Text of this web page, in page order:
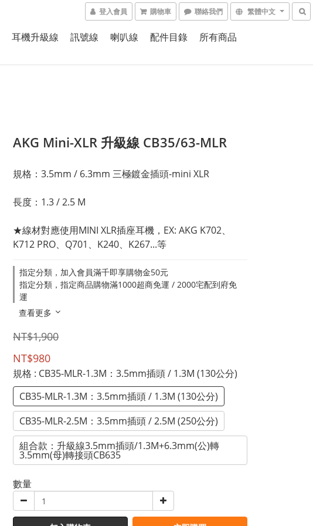
登入會員 購物車 聯絡我們 繁體中文
耳機升級線 訊號線 喇叭線 配件目錄 所有商品
AKG Mini-XLR 升級線 CB35/63-MLR
規格：3.5mm / 6.3mm 三極鍍金插頭-mini XLR
長度：1.3 / 2.5 M
★線材對應使用MINI XLR插座耳機，EX: AKG K702、
K712 PRO、Q701、K240、K267...等
指定分類，加入會員滿千即享購物金50元
指定分類，指定商品購物滿1000超商免運 / 2000宅配到府免
運
查看更多
NT$1,900
NT$980
規格 : CB35-MLR-1.3M：3.5mm插頭 / 1.3M (130公分)
CB35-MLR-1.3M：3.5mm插頭 / 1.3M (130公分)
CB35-MLR-2.5M：3.5mm插頭 / 2.5M (250公分)
組合款：升級線3.5mm插頭/1.3M+6.3mm(公)轉
3.5mm(母)轉接頭CB635
數量